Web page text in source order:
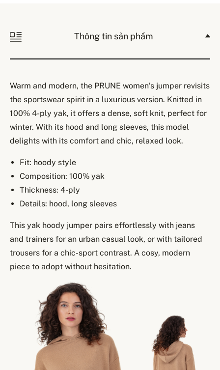
Thông tin sản phẩm
Warm and modern, the PRUNE women’s jumper revisits
the sportswear spirit in a luxurious version. Knitted in
100% 4-ply yak, it offers a dense, soft knit, perfect for
winter. With its hood and long sleeves, this model
delights with its comfort and chic, relaxed look.
Fit: hoody style
Composition: 100% yak
Thickness: 4-ply
Details: hood, long sleeves
This yak hoody jumper pairs effortlessly with jeans
and trainers for an urban casual look, or with tailored
trousers for a chic-sport contrast. A cosy, modern
piece to adopt without hesitation.